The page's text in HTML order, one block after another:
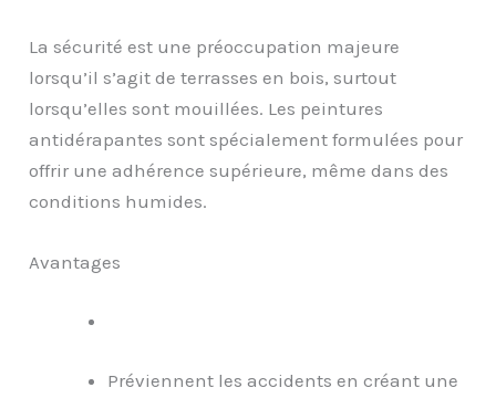
La sécurité est une préoccupation majeure
lorsqu’il s’agit de terrasses en bois, surtout
lorsqu’elles sont mouillées. Les peintures
antidérapantes sont spécialement formulées pour
offrir une adhérence supérieure, même dans des
conditions humides.
Avantages
Préviennent les accidents en créant une